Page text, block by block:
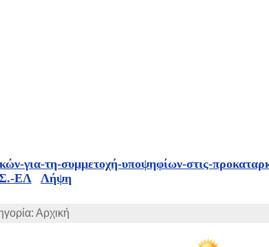
για-τη-συμμετοχή-υποψηφίων-στις-
ΕΛ
Λήψη
Αρχική